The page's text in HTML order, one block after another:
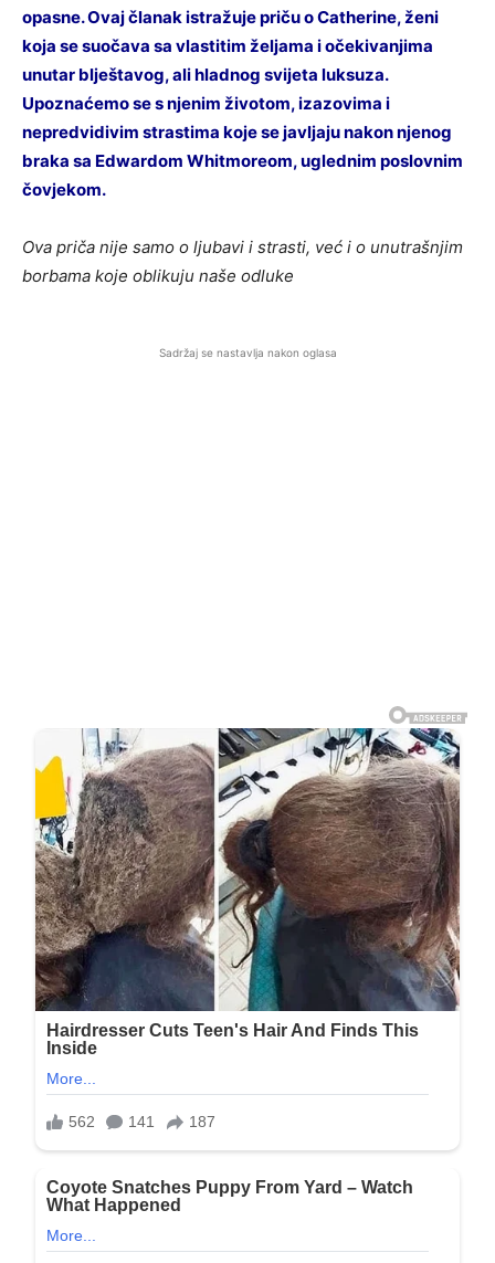
opasne. Ovaj članak istražuje priču o Catherine, ženi
koja se suočava sa vlastitim željama i očekivanjima
unutar blještavog, ali hladnog svijeta luksuza.
Upoznaćemo se s njenim životom, izazovima i
nepredvidivim strastima koje se javljaju nakon njenog
braka sa Edwardom Whitmoreom, uglednim poslovnim
čovjekom.
Ova priča nije samo o ljubavi i strasti, već i o unutrašnjim
borbama koje oblikuju naše odluke
Sadržaj se nastavlja nakon oglasa